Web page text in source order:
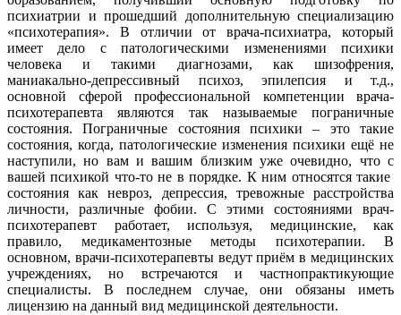
психиатрии и прошедший дополнительную специализацию
«психотерапия». В отличии от врача-психиатра, который
имеет дело с патологическими изменениями психики
человека и такими диагнозами, как шизофрения,
маниакально-депрессивный психоз, эпилепсия и т.д.,
основной сферой профессиональной компетенции врача-
психотерапевта являются так называемые пограничные
состояния. Пограничные состояния психики – это такие
состояния, когда, патологические изменения психики ещё не
наступили, но вам и вашим близким уже очевидно, что с
вашей психикой что-то не в порядке. К ним относятся такие
состояния как невроз, депрессия, тревожные расстройства
личности, различные фобии. С этими состояниями врач-
психотерапевт работает, используя, медицинские, как
правило, медикаментозные методы психотерапии. В
основном, врачи-психотерапевты ведут приём в медицинских
учреждениях, но встречаются и частнопрактикующие
специалисты. В последнем случае, они обязаны иметь
лицензию на данный вид медицинской деятельности.